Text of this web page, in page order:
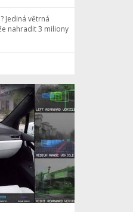
Jediná větrná
nahradit 3 miliony